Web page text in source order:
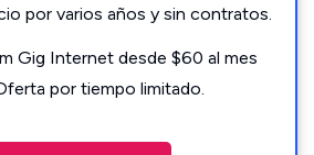
por varios años y sin contratos.
Gig Internet desde $60 al mes
por tiempo limitado.